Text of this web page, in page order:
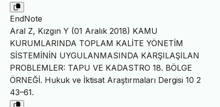
EndNote
Aral Z, Kızgın Y (01 Aralık 2018) KAMU
KURUMLARINDA TOPLAM KALİTE YÖNETİM
SİSTEMİNİN UYGULANMASINDA KARŞILAŞILAN
PROBLEMLER: TAPU VE KADASTRO 18. BÖLGE
ÖRNEĞİ. Hukuk ve İktisat Araştırmaları Dergisi 10 2
43–61.